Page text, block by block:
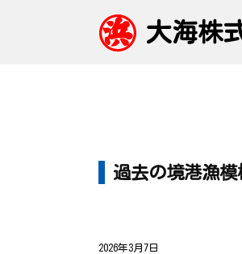
大海株
過去の境港漁模
2026年3月7日